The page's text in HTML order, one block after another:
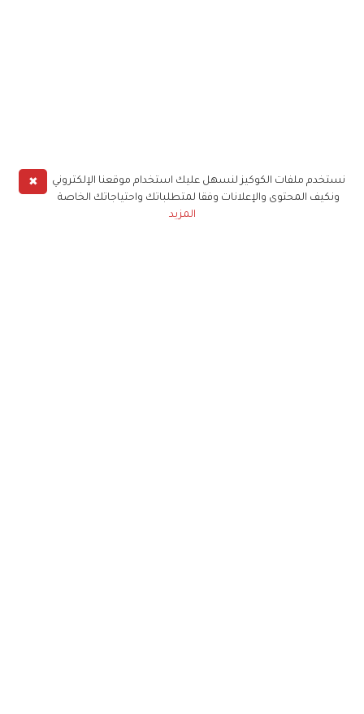
✖
نستخدم ملفات الكوكيز لنسهل عليك استخدام موقعنا الإلكتروني
ونكيف المحتوى والإعلانات وفقا لمتطلباتك واحتياجاتك الخاصة
المزيد